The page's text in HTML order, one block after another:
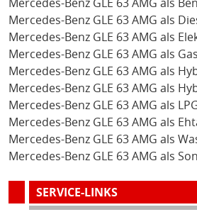
Mercedes-Benz GLE 63 AMG als
Mercedes-Benz GLE 63 AMG als
Mercedes-Benz GLE 63 AMG als
Mercedes-Benz GLE 63 AMG als Gas
Mercedes-Benz GLE 63 AMG als
Mercedes-Benz GLE 63 AMG als
Mercedes-Benz GLE 63 AMG als
Mercedes-Benz GLE 63 AMG als
Mercedes-Benz GLE 63 AMG als
Mercedes-Benz GLE 63 AMG als
SERVICE-LINKS